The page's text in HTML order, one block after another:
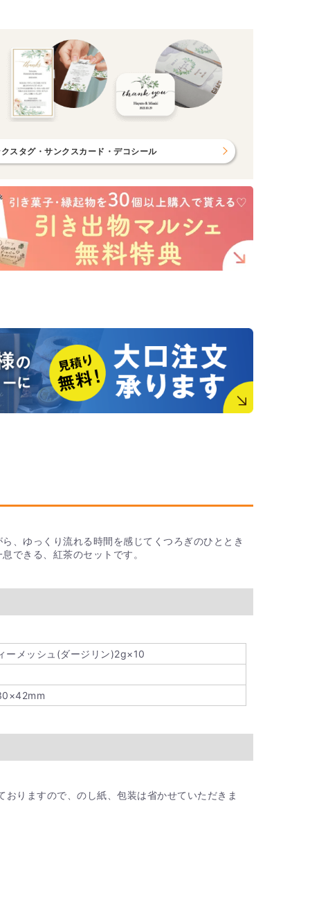
スタグ・サンクスカード・デコシール
、ゆっくり流れる時間を感じてくつろぎのひととき
できる、紅茶のセットです。
ーメッシュ(ダージリン)2g×10
おりますので、のし紙、包装は省かせていただきま